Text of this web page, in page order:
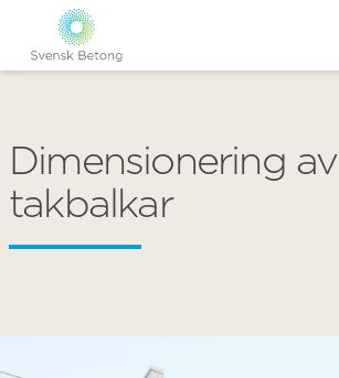
Dimensionering av
takbalkar